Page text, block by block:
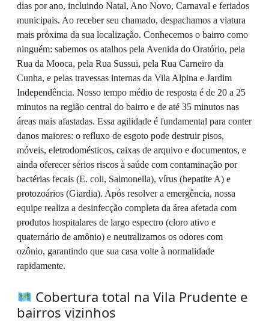
dias por ano, incluindo Natal, Ano Novo, Carnaval e feriados
municipais. Ao receber seu chamado, despachamos a viatura
mais próxima da sua localização. Conhecemos o bairro como
ninguém: sabemos os atalhos pela Avenida do Oratório, pela
Rua da Mooca, pela Rua Sussui, pela Rua Carneiro da
Cunha, e pelas travessas internas da Vila Alpina e Jardim
Independência. Nosso tempo médio de resposta é de 20 a 25
minutos na região central do bairro e de até 35 minutos nas
áreas mais afastadas. Essa agilidade é fundamental para conter
danos maiores: o refluxo de esgoto pode destruir pisos,
móveis, eletrodomésticos, caixas de arquivo e documentos, e
ainda oferecer sérios riscos à saúde com contaminação por
bactérias fecais (E. coli, Salmonella), vírus (hepatite A) e
protozoários (Giardia). Após resolver a emergência, nossa
equipe realiza a desinfecção completa da área afetada com
produtos hospitalares de largo espectro (cloro ativo e
quaternário de amônio) e neutralizamos os odores com
ozônio, garantindo que sua casa volte à normalidade
rapidamente.
Cobertura total na Vila Prudente e
bairros vizinhos